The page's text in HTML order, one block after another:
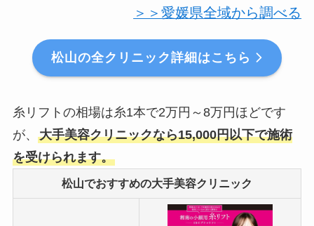
＞＞愛媛県全域から調べる
松山の全クリニック詳細はこちら
糸リフトの相場は糸1本で2万円～8万円ほどです
が、 大手美容クリニックなら15,000円以下で施術
を受けられます。
松山でおすすめの大手美容クリニック